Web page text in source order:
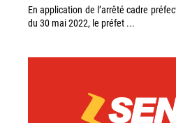
En application de l’arrêté cadre
du 30 mai 2022, le préfet ...